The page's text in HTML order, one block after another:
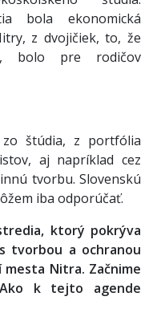
bola ekonomická
z dvojičiek, to, že
bolo pre rodičov
štúdia, z portfólia
aj napríklad cez
tvorbu. Slovenskú
iba odporúčať.
ktorý pokrýva
tvorbou a ochranou
Nitra. Začnime
k tejto agende